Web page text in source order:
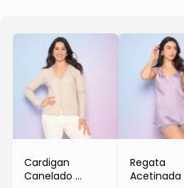
Cardigan
Canelado
Regata
Acetinada